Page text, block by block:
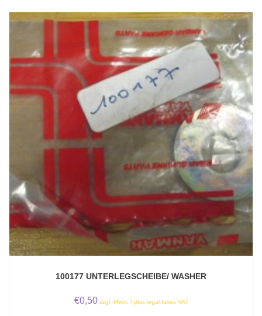
100177 UNTERLEGSCHEIBE/ WASHER
€0,50 zzgl. Mwst. / plus legal taxes VAT